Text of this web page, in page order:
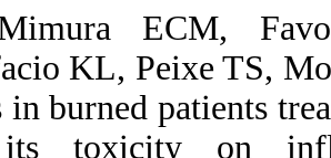
20. Mimura
Bonifacio KL,
levels in
and its